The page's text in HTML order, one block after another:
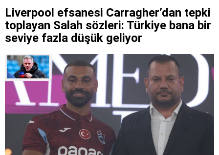
Liverpool efsanesi Carragher’dan tepki
toplayan Salah sözleri: Türkiye bana bir
seviye fazla düşük geliyor